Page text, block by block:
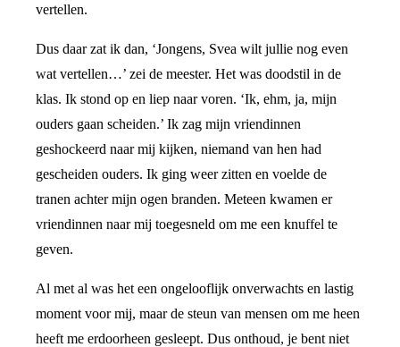
vertellen.
Dus daar zat ik dan, ‘Jongens, Svea wilt jullie nog even
wat vertellen…’ zei de meester. Het was doodstil in de
klas. Ik stond op en liep naar voren. ‘Ik, ehm, ja, mijn
ouders gaan scheiden.’ Ik zag mijn vriendinnen
geshockeerd naar mij kijken, niemand van hen had
gescheiden ouders. Ik ging weer zitten en voelde de
tranen achter mijn ogen branden. Meteen kwamen er
vriendinnen naar mij toegesneld om me een knuffel te
geven.
Al met al was het een ongelooflijk onverwachts en lastig
moment voor mij, maar de steun van mensen om me heen
heeft me erdoorheen gesleept. Dus onthoud, je bent niet